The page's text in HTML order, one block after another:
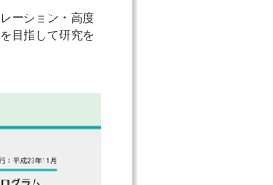
ーション・高度
目指して研究を